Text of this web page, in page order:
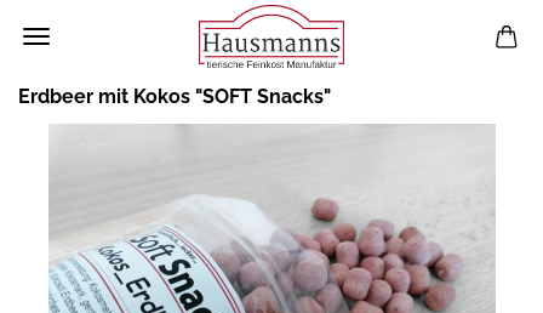
Erdbeer mit Kokos "SOFT Snacks"